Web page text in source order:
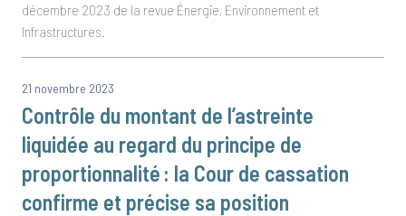
décembre 2023 de la revue Énergie, Environnement et
Infrastructures.
21 novembre 2023
Contrôle du montant de l’astreinte
liquidée au regard du principe de
proportionnalité : la Cour de cassation
confirme et précise sa position